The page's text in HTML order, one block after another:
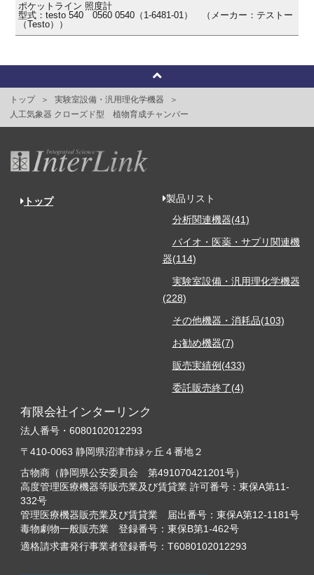
ポケットライン 照度計
型式：testo 540 0560 0540（1-6481-01） （メーカー：テストー
（Testo））
トップ
実験室設備・汎用理化学機器
人工気象器 クローズド型 植物育成チャンバー
トップ
製品リスト
分析関連機器(41)
バイオ・医薬・サプリ関連機
器(114)
実験室設備・汎用理化学機器
(228)
その他機器・消耗品(103)
お勧め機器(7)
販売実績例(433)
委託販売終了(4)
有限会社インターリンク
法人番号・6080102012293
〒410-0063 静岡県沼津市緑ヶ丘４番地２
古物商（静岡県公安委員会 第491070421201号）
高度管理医療機器等販売業及び賃貸業 許可番号：東保A第11-
332号
管理医療機器販売業及び賃貸業 届出番号：東保A第12-1181号
毒物劇物一般販売業 登録番号：東保B第1-462号
適格請求書発行事業者登録番号：T6080102012293